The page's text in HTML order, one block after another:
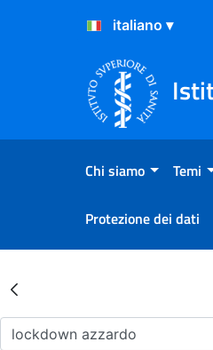
Salta al Contenuto
Salta al Footer
Chi siamo Temi
Protezione dei dati
Risultati della